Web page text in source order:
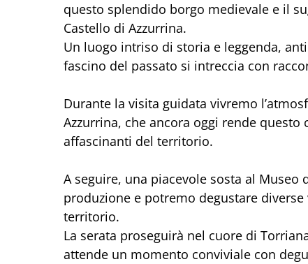
questo splendido borgo medievale e il
Castello di Azzurrina.
Un luogo intriso di storia e leggenda,
fascino del passato si intreccia con
Durante la visita guidata vivremo
Azzurrina, che ancora oggi rende
affascinanti del territorio.
A seguire, una piacevole sosta al
produzione e potremo degustare
territorio.
La serata proseguirà nel cuore di
attende un momento conviviale con